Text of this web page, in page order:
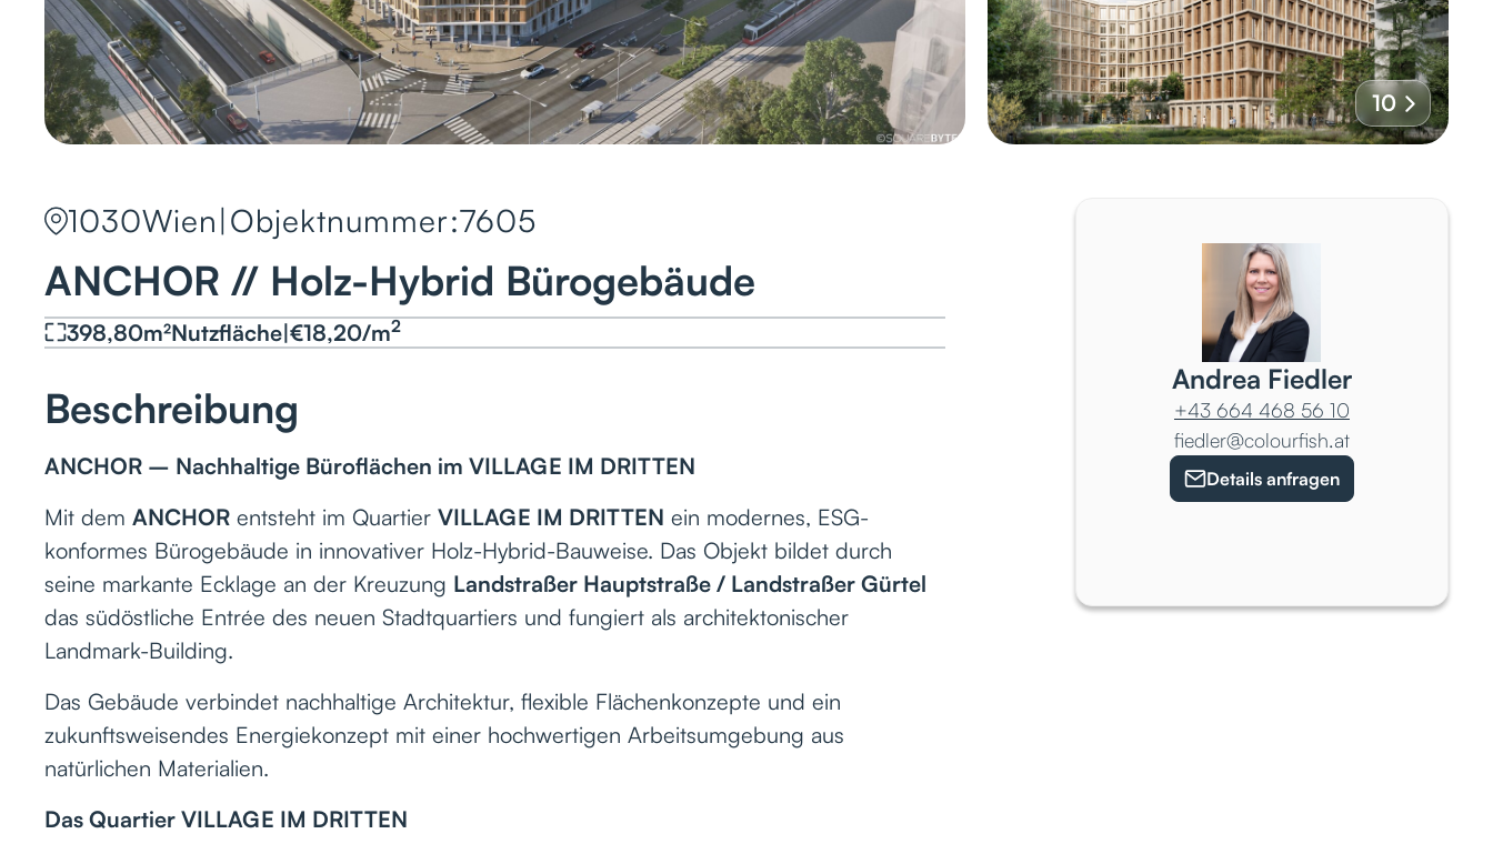
10
1030Wien|Objektnummer:7605
ANCHOR // Holz-Hybrid Bürogebäude
398,80m²Nutzfläche|€18,20/m2
Beschreibung
ANCHOR – Nachhaltige Büroflächen im VILLAGE IM DRITTEN
Mit dem ANCHOR entsteht im Quartier VILLAGE IM DRITTEN ein modernes, ESG-
konformes Bürogebäude in innovativer Holz-Hybrid-Bauweise. Das Objekt bildet durch
seine markante Ecklage an der Kreuzung Landstraßer Hauptstraße / Landstraßer Gürtel
das südöstliche Entrée des neuen Stadtquartiers und fungiert als architektonischer
Landmark-Building.
Das Gebäude verbindet nachhaltige Architektur, flexible Flächenkonzepte und ein
zukunftsweisendes Energiekonzept mit einer hochwertigen Arbeitsumgebung aus
natürlichen Materialien.
Das Quartier VILLAGE IM DRITTEN
Andrea Fiedler
+43 664 468 56 10
fiedler@colourfish.at
Details anfragen